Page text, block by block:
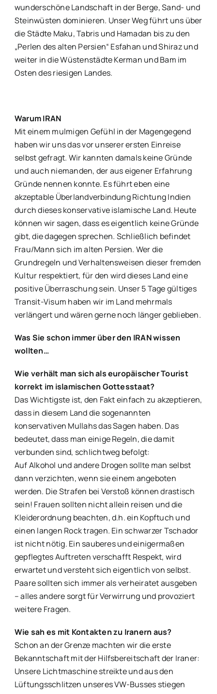
wunderschöne Landschaft in der Berge, Sand- und
Steinwüsten dominieren. Unser Weg führt uns über
die Städte Maku, Tabris und Hamadan bis zu den
„Perlen des alten Persien“ Esfahan und Shiraz und
weiter in die Wüstenstädte Kerman und Bam im
Osten des riesigen Landes.
Warum IRAN
Mit einem mulmigen Gefühl in der Magengegend
haben wir uns das vor unserer ersten Einreise
selbst gefragt. Wir kannten damals keine Gründe
und auch niemanden, der aus eigener Erfahrung
Gründe nennen konnte. Es führt eben eine
akzeptable Überlandverbindung Richtung Indien
durch dieses konservative islamische Land. Heute
können wir sagen, dass es eigentlich keine Gründe
gibt, die dagegen sprechen. Schließlich befindet
Frau/Mann sich im alten Persien. Wer die
Grundregeln und Verhaltensweisen dieser fremden
Kultur respektiert, für den wird dieses Land eine
positive Überraschung sein. Unser 5 Tage gültiges
Transit-Visum haben wir im Land mehrmals
verlängert und wären gerne noch länger geblieben.
Was Sie schon immer über den IRAN wissen
wollten…
Wie verhält man sich als europäischer Tourist
korrekt im islamischen Gottesstaat?
Das Wichtigste ist, den Fakt einfach zu akzeptieren,
dass in diesem Land die sogenannten
konservativen Mullahs das Sagen haben. Das
bedeutet, dass man einige Regeln, die damit
verbunden sind, schlichtweg befolgt:
Auf Alkohol und andere Drogen sollte man selbst
dann verzichten, wenn sie einem angeboten
werden. Die Strafen bei Verstoß können drastisch
sein! Frauen sollten nicht allein reisen und die
Kleiderordnung beachten, d.h. ein Kopftuch und
einen langen Rock tragen. Ein schwarzer Tschador
ist nicht nötig. Ein sauberes und einigermaßen
gepflegtes Auftreten verschafft Respekt, wird
erwartet und versteht sich eigentlich von selbst.
Paare sollten sich immer als verheiratet ausgeben
– alles andere sorgt für Verwirrung und provoziert
weitere Fragen.
Wie sah es mit Kontakten zu Iranern aus?
Schon an der Grenze machten wir die erste
Bekanntschaft mit der Hilfsbereitschaft der Iraner:
Unsere Lichtmaschine streikte und aus den
Lüftungsschlitzen unseres VW-Busses stiegen